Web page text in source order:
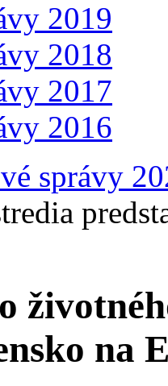
2019
2018
2017
2016
správy
na